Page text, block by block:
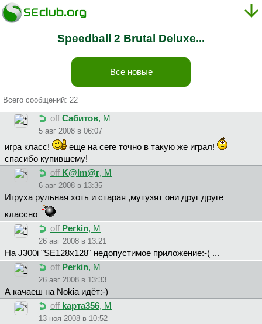
Speedball 2 Brutal Deluxe...
Все новые
Всего сообщений: 22
off Caбитoв, М
5 авг 2008 в 06:07
игра класс!
еще на сеге точно в такую же играл!
спасибо купившему!
off K@lm@r, М
6 авг 2008 в 13:35
Игруха рульная хоть и старая ,мутузят они друг друге
классно
off Perkin, М
26 авг 2008 в 13:21
На J300i "SE128x128" недопустимое приложение:-( ...
off Perkin, М
26 авг 2008 в 13:33
А качаеш на Nokia идёт:-)
off kapтa356, М
13 ноя 2008 в 10:52